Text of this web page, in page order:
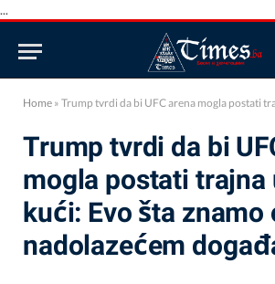
...
Home » Trump tvrdi da bi UFC arena mogla postati trajna u Bijeloj kući: Evo
Trump tvrdi da bi
mogla postati trajna
kući: Evo šta znamo
nadolazećem